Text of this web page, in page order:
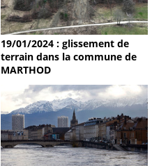
19/01/2024 : glissement de
terrain dans la commune de
MARTHOD